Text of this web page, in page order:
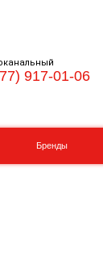
917-01-06
Бренды